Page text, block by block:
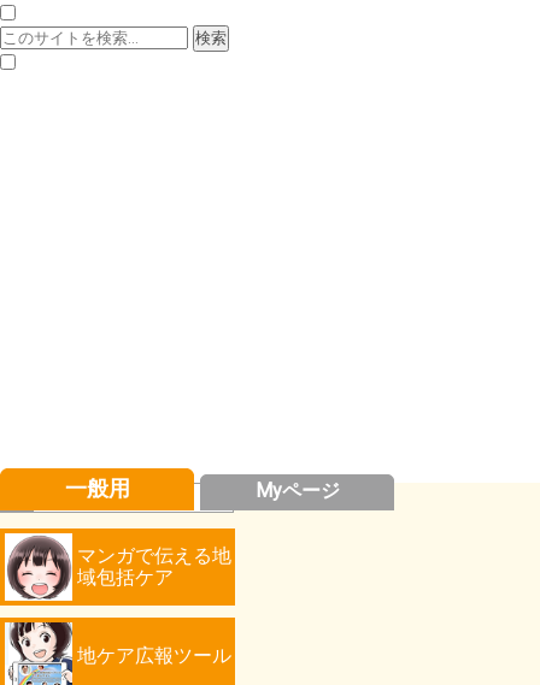
一般用 Myページ
マンガで伝える地
域包括ケア
地ケア広報ツール